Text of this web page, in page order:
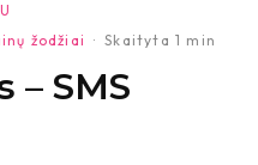
žodžiai · Skaityta 1 min
– SMS